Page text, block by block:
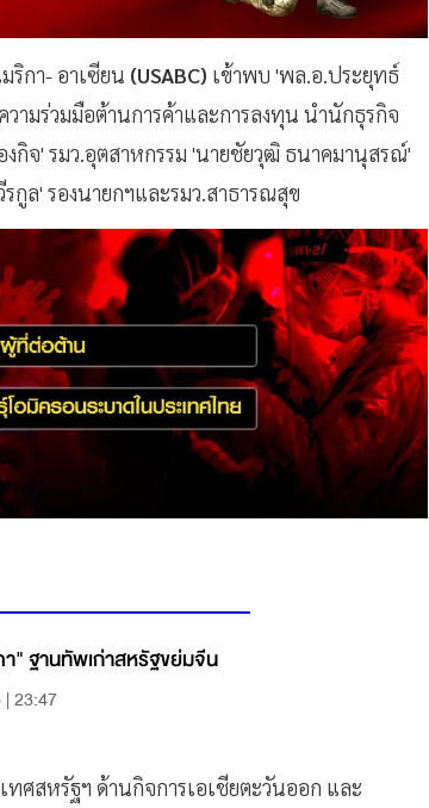
ริกา- อาเซียน (USABC) เข้าพบ 'พล.อ.ประยุทธ์
ามร่วมมือต้านการค้าและการลงทุน นำนักธุรกิจ
กิจ' รมว.อุตสาหกรรม 'นายชัยวุฒิ ธนาคมานุสรณ์'
ล' รองนายกฯและรมว.สาธารณสุข
อู่ตะเภา" ฐานทัพเก่าสหรัฐขย่มจีน
23:47
ทศสหรัฐฯ ด้านกิจการเอเชียตะวันออก และ